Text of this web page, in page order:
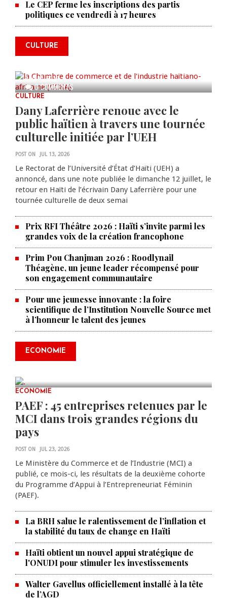
Le CEP ferme les inscriptions des partis
politiques ce vendredi à 17 heures
CULTURE
0 COMMENTS
La Chambre de commerce et de
l'industrie haïtiano-africaine
annonce des activités pour
commémorer le 235e
anniversaire de la cérémonie du
AUG 05, 2026
CULTURE
Dany Laferrière renoue avec le
public haïtien à travers une tournée
culturelle initiée par l’UEH
POST ON JUL 13, 2026
Le Rectorat de l’Université d’État d’Haïti (UEH) a
annoncé, dans une note publiée le dimanche 12 juillet, le
retour en Haïti de l’écrivain Dany Laferrière pour une
tournée culturelle de deux semai
Prix RFI Théâtre 2026 : Haïti s’invite parmi les
grandes voix de la création francophone
Prim Pou Chanjman 2026 : Roodlynail
Théagène, un jeune leader récompensé pour
son engagement communautaire
Pour une jeunesse innovante : la foire
scientifique de l’Institution Nouvelle Source met
à l’honneur le talent des jeunes
ECONOMIE
0 COMMENTS
Produire le savoir pour
transformer Haïti : BRH lance la
2ᵉ édition de ses Journées
scientifiques
ECONOMIE
PAEF : 45 entreprises retenues par le
MCI dans trois grandes régions du
pays
POST ON JUL 23, 2026
Le Ministère du Commerce et de l’Industrie (MCI) a
publié, ce mois-ci, les résultats de la deuxième cohorte
du Programme d’Appui à l’Entrepreneuriat Féminin
(PAEF).
La BRH salue le ralentissement de l’inflation et
la stabilité du taux de change en Haïti
Haïti obtient un nouvel appui stratégique de
l'ONUDI pour stimuler les investissements
Walter Gavellus officiellement installé à la tête
de l’AGD